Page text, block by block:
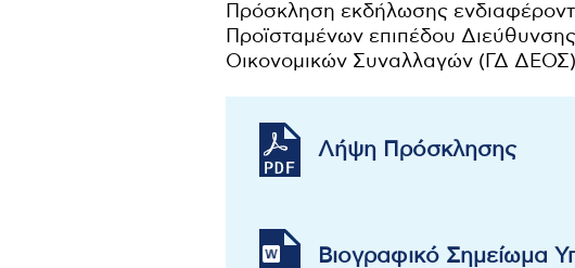
Πρόσκληση εκδήλωσης
Προϊσταμένων επιπέδου
Οικονομικών Συναλλαγών (ΓΔ
Λήψη Πρόσκλησης
Βιογραφικό Σημείωμα